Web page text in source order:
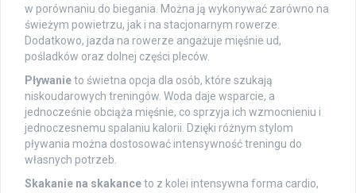
w porównaniu do biegania. Można ją wykonywać zarówno na
świeżym powietrzu, jak i na stacjonarnym rowerze.
Dodatkowo, jazda na rowerze angażuje mięśnie ud,
pośladków oraz dolnej części pleców.
Pływanieto świetna opcja dla osób, które szukają
niskoudarowych treningów. Woda daje wsparcie, a
jednocześnie obciąża mięśnie, co sprzyja ich wzmocnieniu i
jednoczesnemu spalaniu kalorii. Dzięki różnym stylom
pływania można dostosować intensywność treningu do
własnych potrzeb.
Skakanie na skakanceto z kolei intensywna forma cardio,